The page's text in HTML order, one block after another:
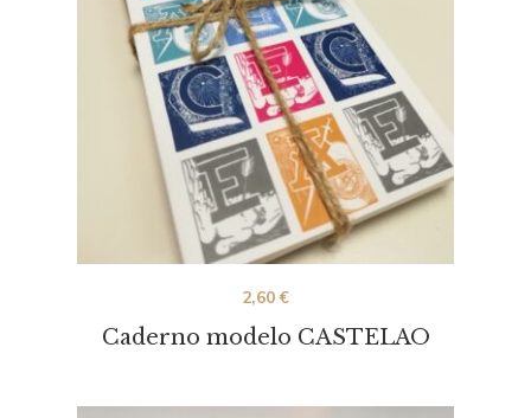
Caderno modelo CASTELAO
2,60€